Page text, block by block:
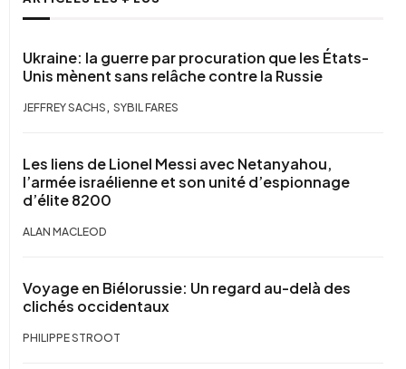
Ukraine: la guerre par procuration que les États-
Unis mènent sans relâche contre la Russie
JEFFREY SACHS , SYBIL FARES
Les liens de Lionel Messi avec Netanyahou,
l’armée israélienne et son unité d’espionnage
d’élite 8200
ALAN MACLEOD
Voyage en Biélorussie: Un regard au-delà des
clichés occidentaux
PHILIPPE STROOT